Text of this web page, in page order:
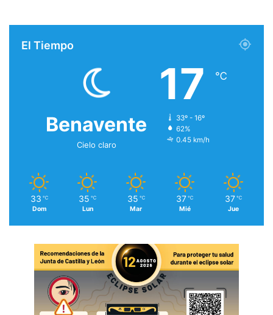
El Tiempo
Benavente
Cielo claro
17 ℃
33º - 16º
62%
0.45 km/h
33 ℃
Dom
35 ℃
Lun
35 ℃
Mar
37 ℃
Mié
37 ℃
Jue